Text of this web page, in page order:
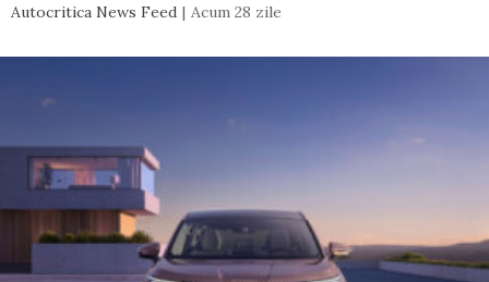
Autocritica News Feed Acum 28 zile